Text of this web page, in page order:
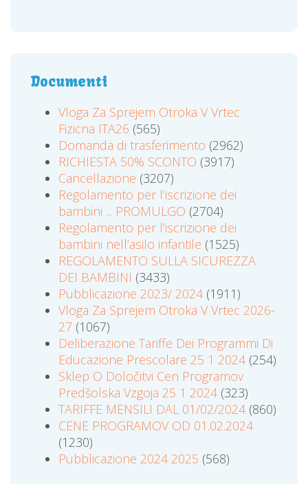
Documenti
Vloga Za Sprejem Otroka V Vrtec
Fizicna ITA26 (565)
Domanda di trasferimento (2962)
RICHIESTA 50% SCONTO (3917)
Cancellazione (3207)
Regolamento per l’iscrizione dei
bambini ... PROMULGO (2704)
Regolamento per l’iscrizione dei
bambini nell’asilo infantile (1525)
REGOLAMENTO SULLA SICUREZZA
DEI BAMBINI (3433)
Pubblicazione 2023/ 2024(1911)
Vloga Za Sprejem Otroka V Vrtec 2026-
27 (1067)
Deliberazione Tariffe Dei Programmi Di
Educazione Prescolare 25 1 2024(254)
Sklep O Določitvi Cen Programov
Predšolska Vzgoja 25 1 2024(323)
TARIFFE MENSILI DAL 01/02/2024(860)
CENE PROGRAMOV OD 01.02.2024
(1230)
Pubblicazione 2024 2025 (568)